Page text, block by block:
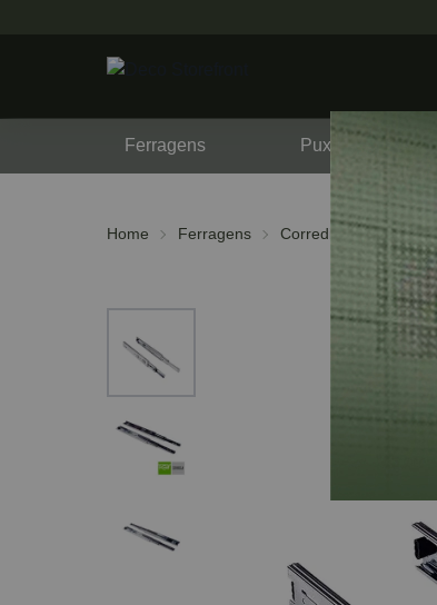
Ferragens Puxadores
Home Ferragens Corrediças